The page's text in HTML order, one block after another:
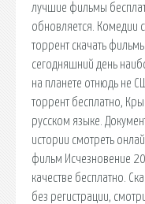
лучшие фильмы
обновляется. Комедии
торрент скачать
сегодняшний день
на планете отнюдь не
торрент бесплатно,
русском языке.
истории смотреть
фильм Исчезновение
качестве бесплатно.
без регистрации,